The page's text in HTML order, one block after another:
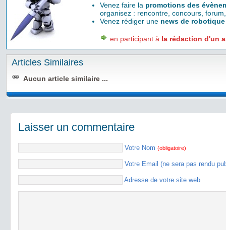
Venez faire la promotions des
organisez : rencontre, concours,
Venez rédiger une news de robotique
en participant à la rédaction d'un
Articles Similaires
Aucun article similaire ...
Laisser un commentaire
Votre Nom (obligatoire)
Votre Email (ne sera pas rendu
Adresse de votre site web